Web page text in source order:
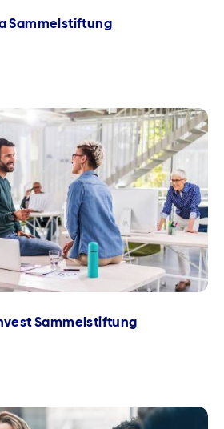
Sammelstiftung
Sammelstiftung